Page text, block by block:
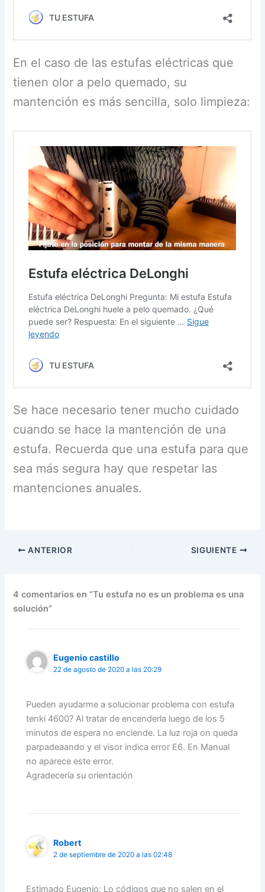
En el caso de las estufas eléctricas que
tienen olor a pelo quemado, su
mantención es más sencilla, solo limpieza:
Se hace necesario tener mucho cuidado
cuando se hace la mantención de una
estufa. Recuerda que una estufa para que
sea más segura hay que respetar las
mantenciones anuales.
ANTERIOR SIGUIENTE
4 comentarios en “Tu estufa no es un problema es una
solución”
Eugenio castillo
22 de agosto de 2020 a las 20:29
Pueden ayudarme a solucionar problema con estufa
tenki 4600? Al tratar de encenderla luego de los 5
minutos de espera no enciende. La luz roja on queda
parpadeaando y el visor indica error E6. En Manual
no aparece este error.
Agradecería su orientación
Robert
2 de septiembre de 2020 a las 02:48
Estimado Eugenio: Lo códigos que no salen en el